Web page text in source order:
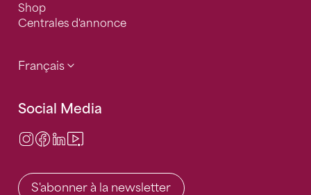
Shop
Centrales d'annonce
Français
Social Media
Instagram
Facebook
LinkedIn
S'abonner à la newsletter